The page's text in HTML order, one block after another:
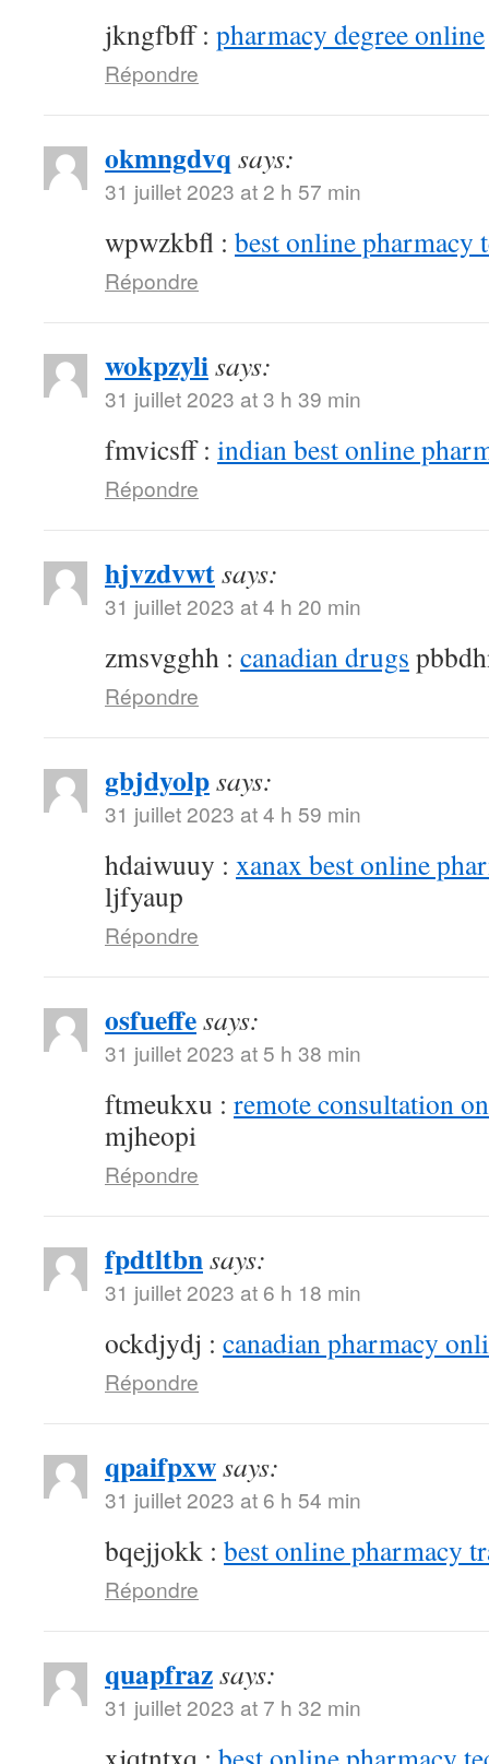
jkngfbff : pharmacy degree online
Répondre
okmngdvq says:
31 juillet 2023 at 2 h 57 min
wpwzkbfl : best online pharmacy
Répondre
wokpzylisays:
31 juillet 2023 at 3 h 39 min
fmvicsff : indian best online
Répondre
hjvzdvwtsays:
31 juillet 2023 at 4 h 20 min
zmsvgghh : canadian drugs
Répondre
gbjdyolpsays:
31 juillet 2023 at 4 h 59 min
hdaiwuuy : xanax best online
ljfyaup
Répondre
osfueffesays:
31 juillet 2023 at 5 h 38 min
ftmeukxu : remote consultation
mjheopi
Répondre
fpdtltbnsays:
31 juillet 2023 at 6 h 18 min
ockdjydj : canadian pharmacy
Répondre
qpaifpxwsays:
31 juillet 2023 at 6 h 54 min
bqejjokk : best online pharmacy
Répondre
quapfrazsays:
31 juillet 2023 at 7 h 32 min